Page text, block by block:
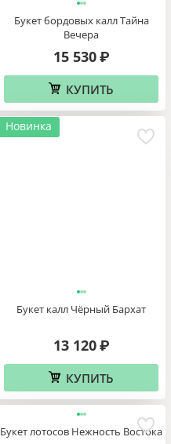
Букет бордовых калл Тайна
Вечера
15 530 ₽
КУПИТЬ
Новинка
Букет калл Чёрный Бархат
13 120 ₽
КУПИТЬ
Букет лотосов Нежность Востока